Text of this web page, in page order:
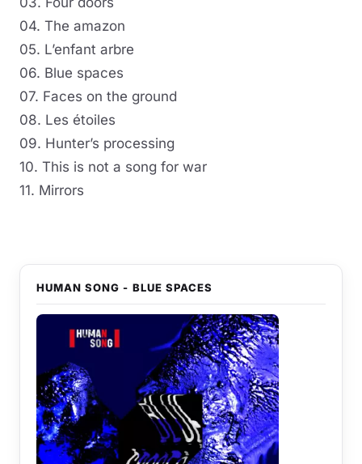
04. The amazon
05. L’enfant arbre
06. Blue spaces
07. Faces on the ground
08. Les étoiles
09. Hunter’s processing
10. This is not a song for war
11. Mirrors
HUMAN SONG - BLUE SPACES